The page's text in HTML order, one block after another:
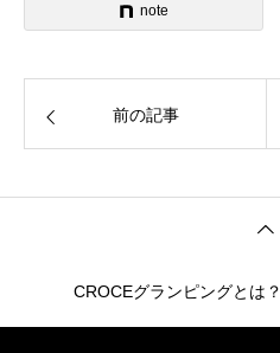
note
前の記事
CROCEグランピングとは？